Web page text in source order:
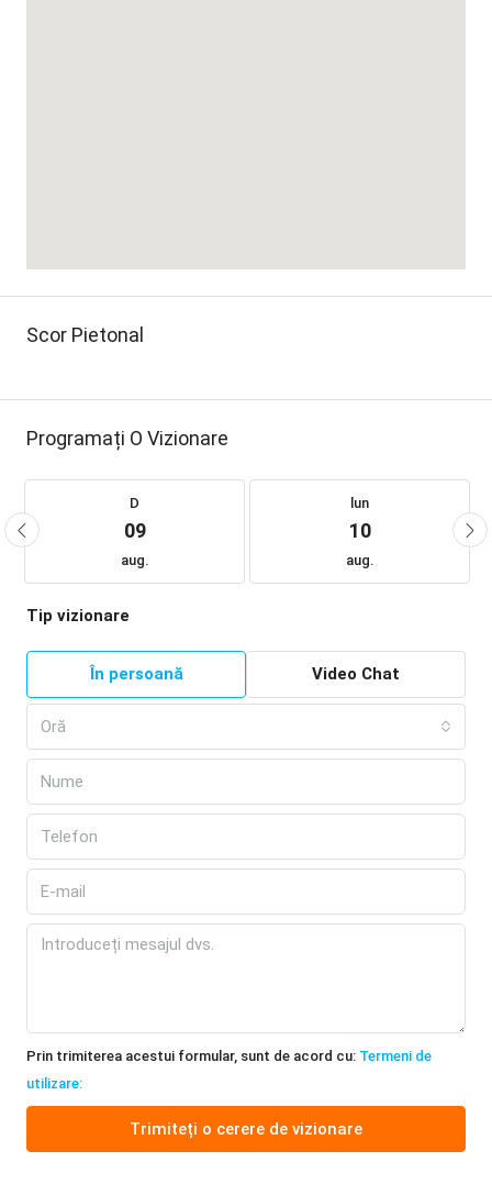
Scor Pietonal
Programați O Vizionare
D
09
aug.
lun
10
aug.
Tip vizionare
În persoană Video Chat
Oră
Prin trimiterea acestui formular, sunt de acord cu: Termeni de
utilizare:
Trimiteți o cerere de vizionare